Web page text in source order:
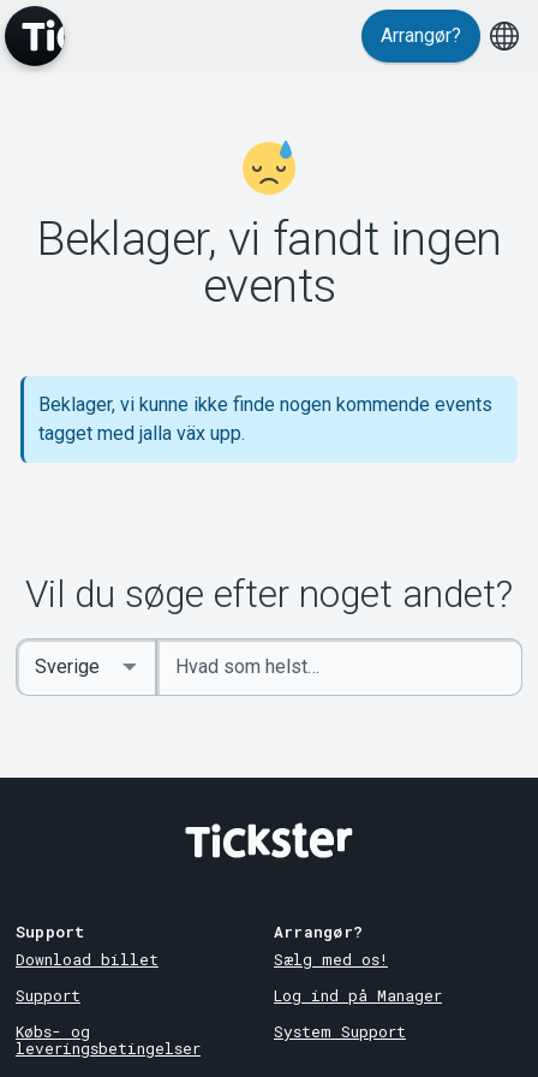
Support
Om Tickster
Arrangør?
Beklager, vi fandt ingen
events
Beklager, vi kunne ikke finde nogen kommende events
tagget med jalla väx upp.
Vil du søge efter noget andet?
Indtast
søgeord
Select
Country
Support
Download billet
Support
Købs- og
leveringsbetingelser
Arrangør?
Sælg med os!
Log ind på Manager
System Support